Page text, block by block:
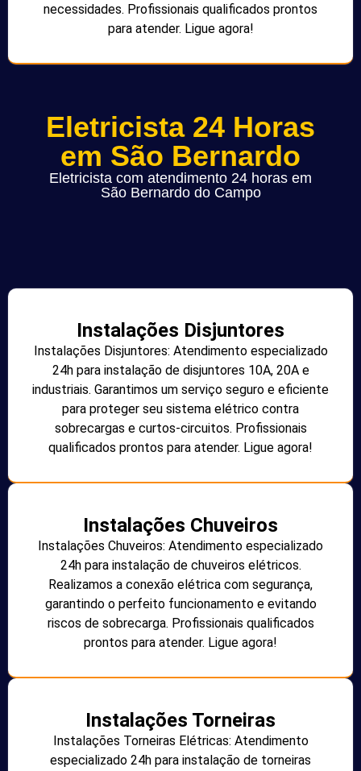
necessidades. Profissionais qualificados prontos
para atender. Ligue agora!
Eletricista 24 Horas
em São Bernardo
Eletricista com atendimento 24 horas em
São Bernardo do Campo
Instalações Disjuntores
Instalações Disjuntores: Atendimento especializado
24h para instalação de disjuntores 10A, 20A e
industriais. Garantimos um serviço seguro e eficiente
para proteger seu sistema elétrico contra
sobrecargas e curtos-circuitos. Profissionais
qualificados prontos para atender. Ligue agora!
Instalações Chuveiros
Instalações Chuveiros: Atendimento especializado
24h para instalação de chuveiros elétricos.
Realizamos a conexão elétrica com segurança,
garantindo o perfeito funcionamento e evitando
riscos de sobrecarga. Profissionais qualificados
prontos para atender. Ligue agora!
Instalações Torneiras
Instalações Torneiras Elétricas: Atendimento
especializado 24h para instalação de torneiras